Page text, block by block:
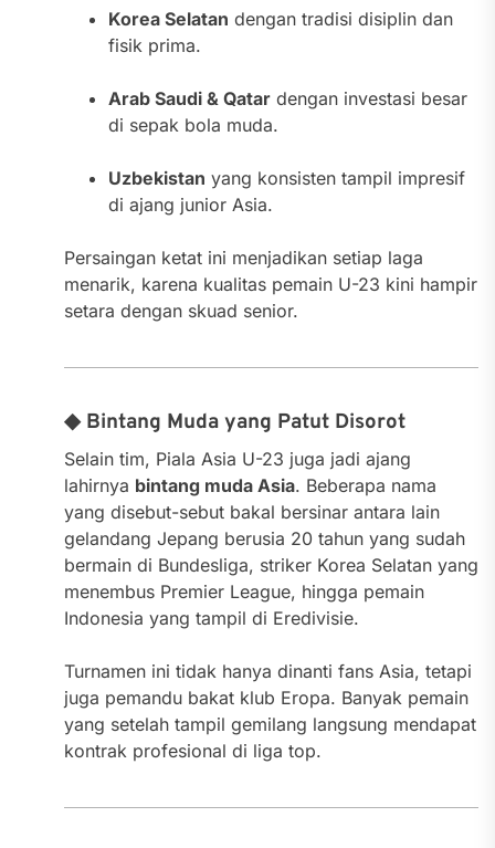
Korea Selatan dengan tradisi disiplin dan
fisik prima.
Arab Saudi & Qatardengan investasi besar
di sepak bola muda.
Uzbekistan yang konsisten tampil impresif
di ajang junior Asia.
Persaingan ketat ini menjadikan setiap laga
menarik, karena kualitas pemain U-23 kini hampir
setara dengan skuad senior.
◆ Bintang Muda yang Patut Disorot
Selain tim, Piala Asia U-23 juga jadi ajang
lahirnya bintang muda Asia. Beberapa nama
yang disebut-sebut bakal bersinar antara lain
gelandang Jepang berusia 20 tahun yang sudah
bermain di Bundesliga, striker Korea Selatan yang
menembus Premier League, hingga pemain
Indonesia yang tampil di Eredivisie.
Turnamen ini tidak hanya dinanti fans Asia, tetapi
juga pemandu bakat klub Eropa. Banyak pemain
yang setelah tampil gemilang langsung mendapat
kontrak profesional di liga top.